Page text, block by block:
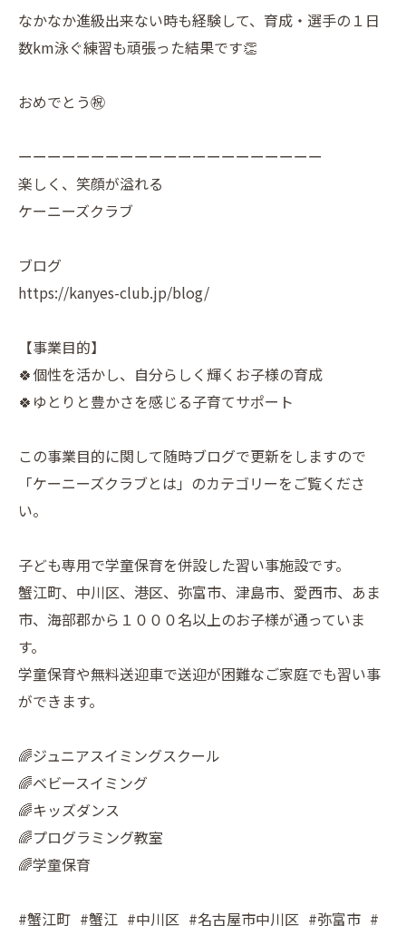
なかなか進級出来ない時も経験して、育成・選手の１日
数km泳ぐ練習も頑張った結果です👏
おめでとう㊗️
ーーーーーーーーーーーーーーーーーーーーー
楽しく、笑顔が溢れる
ケーニーズクラブ
ブログ
https://kanyes-club.jp/blog/
【事業目的】
🍀個性を活かし、自分らしく輝くお子様の育成
🍀ゆとりと豊かさを感じる子育てサポート
この事業目的に関して随時ブログで更新をしますので
「ケーニーズクラブとは」のカテゴリーをご覧くださ
い。
子ども専用で学童保育を併設した習い事施設です。
蟹江町、中川区、港区、弥富市、津島市、愛西市、あま
市、海部郡から１０００名以上のお子様が通っていま
す。
学童保育や無料送迎車で送迎が困難なご家庭でも習い事
ができます。
🌈ジュニアスイミングスクール
🌈ベビースイミング
🌈キッズダンス
🌈プログラミング教室
🌈学童保育
#蟹江町 #蟹江 #中川区 #名古屋市中川区 #弥富市 #